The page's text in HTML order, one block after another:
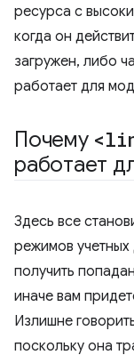
ресурса с
когда он
загружен, либо
работает для
Почему
работает
Здесь все
режимов
получить
иначе вам
Излишне
поскольку она